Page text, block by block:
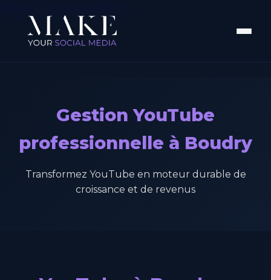
Gestion YouTube
professionnelle à Boudry
Transformez YouTube en moteur durable de
croissance et de revenus